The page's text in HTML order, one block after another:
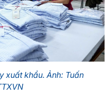
xuất khẩu. Ảnh: Tuấn